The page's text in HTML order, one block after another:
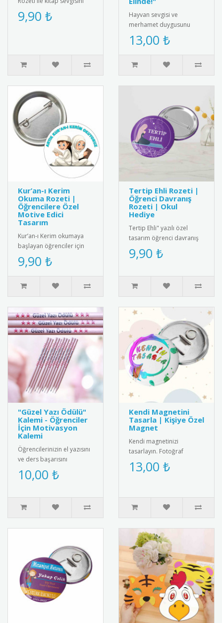
teşvik edin! Öğrencilere ve
kitap tutkunlarına özel ta..
9,90 ₺
Hayvan sevgisi ve
merhamet duygusunu
pekiştirmek için
tasarlanmış özel bir
hediye kartı ve bileklik ..
13,00 ₺
Kur’an-ı Kerim
Okuma Rozeti |
Öğrencilere Özel
Motive Edici
Tasarım
Kur’an-ı Kerim okumaya
başlayan öğrenciler için
özel olarak tasarlanmış bu
rozet, eğitim sürecini de..
9,90 ₺
Tertip Ehli Rozeti |
Öğrenci Davranış
Rozeti | Okul
Hediye
Tertip Ehli" yazılı özel
tasarım öğrenci davranış
rozeti. Örnek öğrencileri
ödüllendirmek için ideal..
9,90 ₺
"Güzel Yazı Ödülü"
Kalemi - Öğrenciler
İçin Motivasyon
Kalemi
Öğrencilerinizin el yazısını
ve ders başarısını
ödüllendirmek için
mükemmel bir seçenek!
10,00 ₺
Kendi Magnetini
Tasarla | Kişiye Özel
Magnet
Kendi magnetinizi
tasarlayın. Fotoğraf
ekleyin, metin yazın ve
istediğiniz ölçüde kişiye
13,00 ₺